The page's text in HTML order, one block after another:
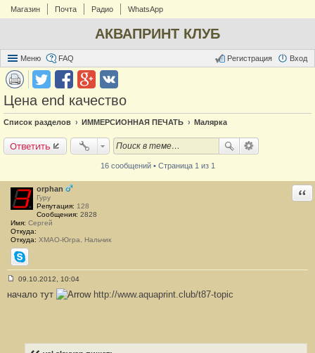
Магазин Почта Радио WhatsApp
АКВАПРИНТ КЛУБ
Меню FAQ Вход
Регистрация
Цена end качество
Список разделов ИММЕРСИОННАЯ ПЕЧАТЬ Малярка
Ответить
16 сообщений • Страница 1 из 1
orphan
Гуру
Репутация: 128
Сообщения: 2828
Имя: Сергей
Откуда:
Откуда: ХМАО-Югра, Нальчик
Skype
о
09.10.2012, 10:04
начало тут http://www.aquaprint.club/t87-topic